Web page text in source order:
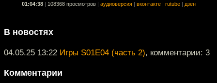
01:04:38 108368 просмотров аудиоверсия вконтакте rutube дзен
В новостях
04.05.25 13:22 Игры S01E04 (часть 2), комментарии: 3
Комментарии